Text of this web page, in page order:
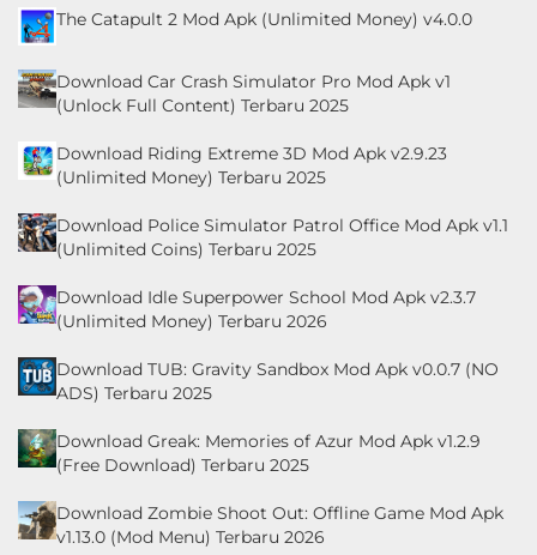
The Catapult 2 Mod Apk (Unlimited Money) v4.0.0
Download Car Crash Simulator Pro Mod Apk v1
(Unlock Full Content) Terbaru 2025
Download Riding Extreme 3D Mod Apk v2.9.23
(Unlimited Money) Terbaru 2025
Download Police Simulator Patrol Office Mod Apk v1.1
(Unlimited Coins) Terbaru 2025
Download Idle Superpower School Mod Apk v2.3.7
(Unlimited Money) Terbaru 2026
Download TUB: Gravity Sandbox Mod Apk v0.0.7 (NO
ADS) Terbaru 2025
Download Greak: Memories of Azur Mod Apk v1.2.9
(Free Download) Terbaru 2025
Download Zombie Shoot Out: Offline Game Mod Apk
v1.13.0 (Mod Menu) Terbaru 2026